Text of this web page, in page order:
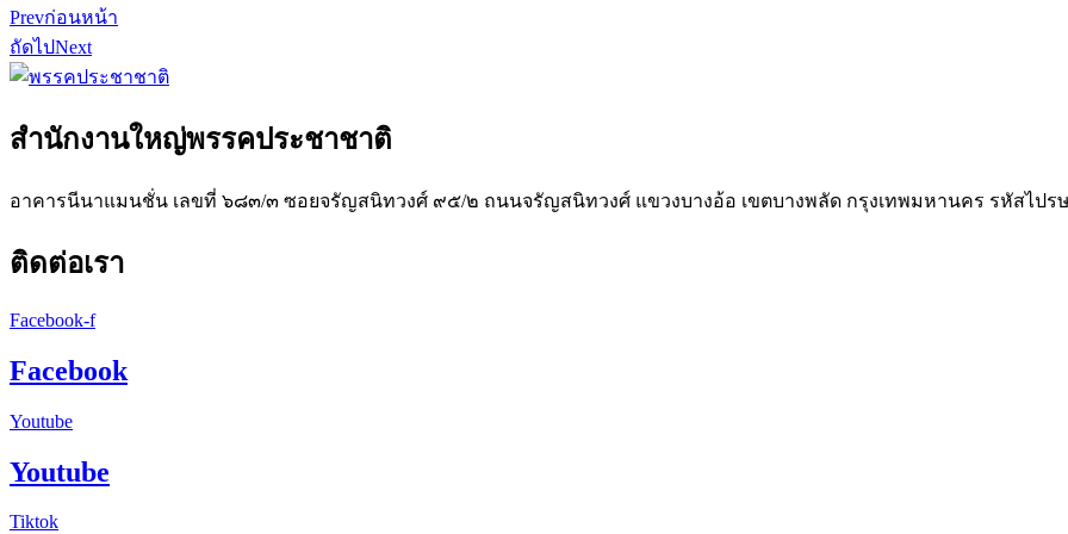
Prevก่อนหน้า
ถัดไปNext
สำนักงานใหญ่พรรคประชาชาติ
อาคารนีนาแมนชั่น เลขที่ ๖๘๓/๓ ซอยจรัญสนิทวงศ์ ๙๕/๒ ถนนจรัญสนิทวงศ์ แขวงบางอ้อ เขตบางพลัด กรุงเทพมหานคร รหัสไป
ติดต่อเรา
Facebook-f
Facebook
Youtube
Youtube
Tiktok